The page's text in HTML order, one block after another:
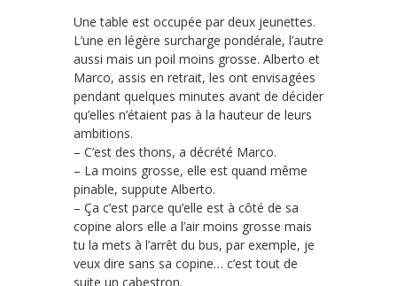
Une table est occupée par deux jeunettes.
L’une en légère surcharge pondérale, l’autre
aussi mais un poil moins grosse. Alberto et
Marco, assis en retrait, les ont envisagées
pendant quelques minutes avant de décider
qu’elles n’étaient pas à la hauteur de leurs
ambitions.
– C’est des thons, a décrété Marco.
– La moins grosse, elle est quand même
pinable, suppute Alberto.
– Ça c’est parce qu’elle est à côté de sa
copine alors elle a l’air moins grosse mais
tu la mets à l’arrêt du bus, par exemple, je
veux dire sans sa copine… c’est tout de
suite un cabestron.